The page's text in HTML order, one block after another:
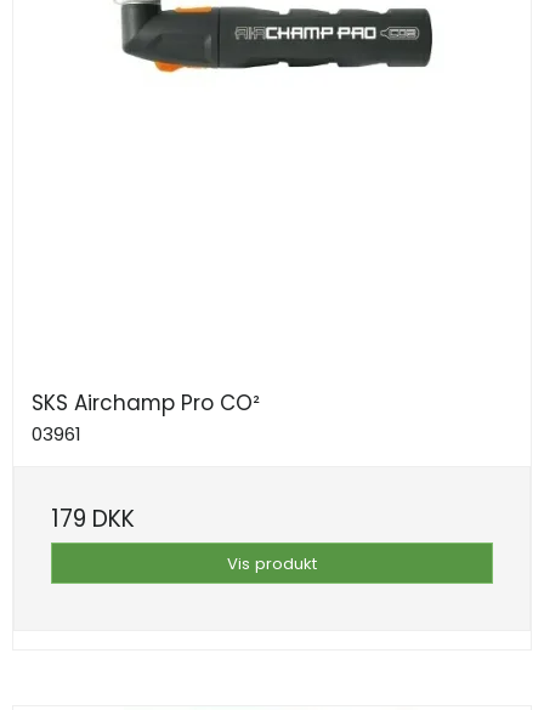
SKS Airchamp Pro CO²
03961
179 DKK
Vis produkt